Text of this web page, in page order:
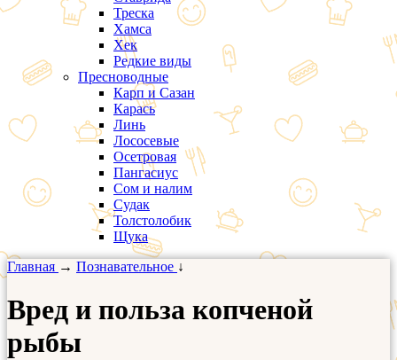
Треска
Хамса
Хек
Редкие виды
Пресноводные
Карп и Сазан
Карась
Линь
Лососевые
Осетровая
Пангасиус
Сом и налим
Судак
Толстолобик
Щука
Главная → Познавательное ↓
Вред и польза копченой
рыбы